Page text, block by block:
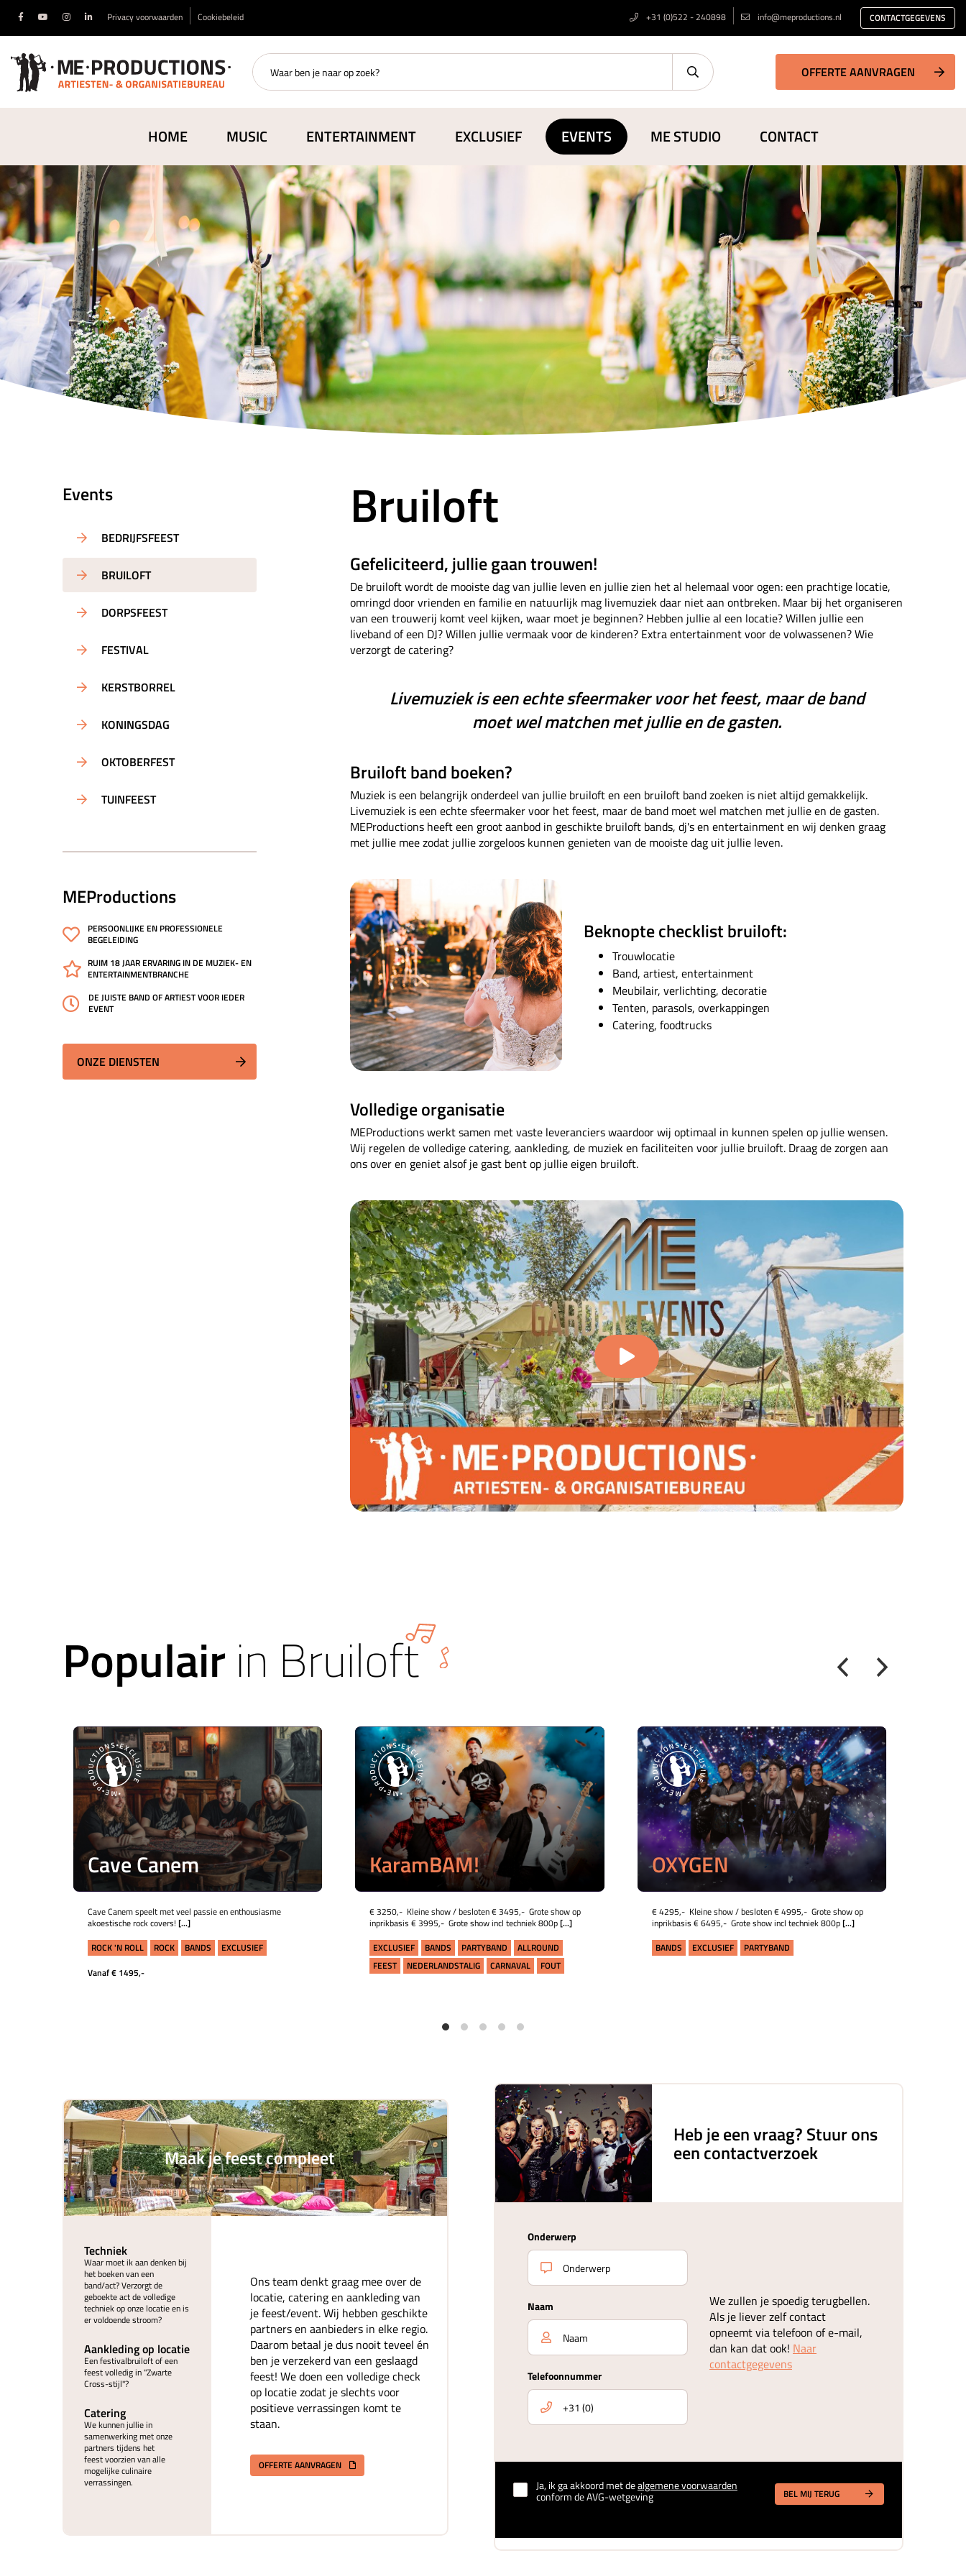
Privacy voorwaarden Cookiebeleid +31 (0)522 - 240898 info@meproductions.nl CONTACTGEGEVENS
OFFERTE AANVRAGEN
HOME MUSIC ENTERTAINMENT EXCLUSIEF EVENTS ME STUDIO CONTACT
Events
BEDRIJFSFEEST
BRUILOFT
DORPSFEEST
FESTIVAL
KERSTBORREL
KONINGSDAG
OKTOBERFEST
TUINFEEST
MEProductions
PERSOONLIJKE EN PROFESSIONELE
BEGELEIDING
RUIM 18 JAAR ERVARING IN DE MUZIEK- EN
ENTERTAINMENTBRANCHE
DE JUISTE BAND OF ARTIEST VOOR IEDER
EVENT
ONZE DIENSTEN
Bruiloft
Gefeliciteerd, jullie gaan trouwen!
De bruiloft wordt de mooiste dag van jullie leven en jullie zien het al helemaal voor ogen: een prachtige locatie,
omringd door vrienden en familie en natuurlijk mag livemuziek daar niet aan ontbreken. Maar bij het organiseren
van een trouwerij komt veel kijken, waar moet je beginnen? Hebben jullie al een locatie? Willen jullie een
liveband of een DJ? Willen jullie vermaak voor de kinderen? Extra entertainment voor de volwassenen? Wie
verzorgt de catering?
Livemuziek is een echte sfeermaker voor het feest, maar de band
moet wel matchen met jullie en de gasten.
Bruiloft band boeken?
Muziek is een belangrijk onderdeel van jullie bruiloft en een bruiloft band zoeken is niet altijd gemakkelijk.
Livemuziek is een echte sfeermaker voor het feest, maar de band moet wel matchen met jullie en de gasten.
MEProductions heeft een groot aanbod in geschikte bruiloft bands, dj's en entertainment en wij denken graag
met jullie mee zodat jullie zorgeloos kunnen genieten van de mooiste dag uit jullie leven.
Beknopte checklist bruiloft:
Trouwlocatie
Band, artiest, entertainment
Meubilair, verlichting, decoratie
Tenten, parasols, overkappingen
Catering, foodtrucks
Volledige organisatie
MEProductions werkt samen met vaste leveranciers waardoor wij optimaal in kunnen spelen op jullie wensen.
Wij regelen de volledige catering, aankleding, de muziek en faciliteiten voor jullie bruiloft. Draag de zorgen aan
ons over en geniet alsof je gast bent op jullie eigen bruiloft.
Populair in Bruiloft
Cave Canem
Cave Canem speelt met veel passie en enthousiasme
akoestische rock covers![...]
ROCK 'N ROLL
ROCK BANDS
EXCLUSIEF
Vanaf € 1495,-
KaramBAM!
€ 3250,- Kleine show / besloten € 3495,- Grote show op
inprikbasis € 3995,- Grote show incl techniek 800p[...]
EXCLUSIEF
BANDS PARTYBAND
ALLROUND
FEEST
NEDERLANDSTALIG CARNAVAL FOUT
OXYGEN
€ 4295,- Kleine show / besloten € 4995,- Grote show op
inprikbasis € 6495,- Grote show incl techniek 800p[...]
BANDS
EXCLUSIEF PARTYBAND
Maak je feest compleet
Techniek
Waar moet ik aan denken bij
het boeken van een
band/act? Verzorgt de
geboekte act de volledige
techniek op onze locatie en is
er voldoende stroom?
Aankleding op locatie
Een festivalbruiloft of een
feest volledig in "Zwarte
Cross-stijl"?
Catering
We kunnen jullie in
samenwerking met onze
partners tijdens het
feest voorzien van alle
mogelijke culinaire
verrassingen.
Ons team denkt graag mee over de
locatie, catering en aankleding van
je feest/event. Wij hebben geschikte
partners en aanbieders in elke regio.
Daarom betaal je dus nooit teveel én
ben je verzekerd van een geslaagd
feest! We doen een volledige check
op locatie zodat je slechts voor
positieve verrassingen komt te
staan.
OFFERTE AANVRAGEN
Heb je een vraag? Stuur ons
een contactverzoek
Onderwerp
Naam
Telefoonnummer
We zullen je spoedig terugbellen.
Als je liever zelf contact
opneemt via telefoon of e-mail,
dan kan dat ook! Naar
contactgegevens
Ja, ik ga akkoord met dealgemene voorwaarden
conform de AVG-wetgeving BEL MIJ TERUG